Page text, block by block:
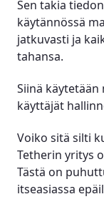
Sen takia
käytännössä
jatkuvasti ja
tahansa.
Siinä
käyttäjät
Voiko sitä silti
Tetherin yritys
Tästä on
itseasiassa